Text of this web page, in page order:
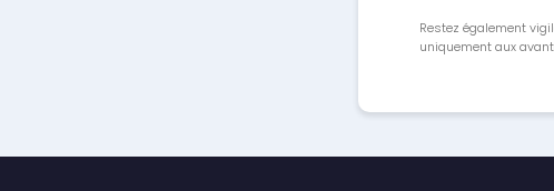
Restez également
uniquement aux